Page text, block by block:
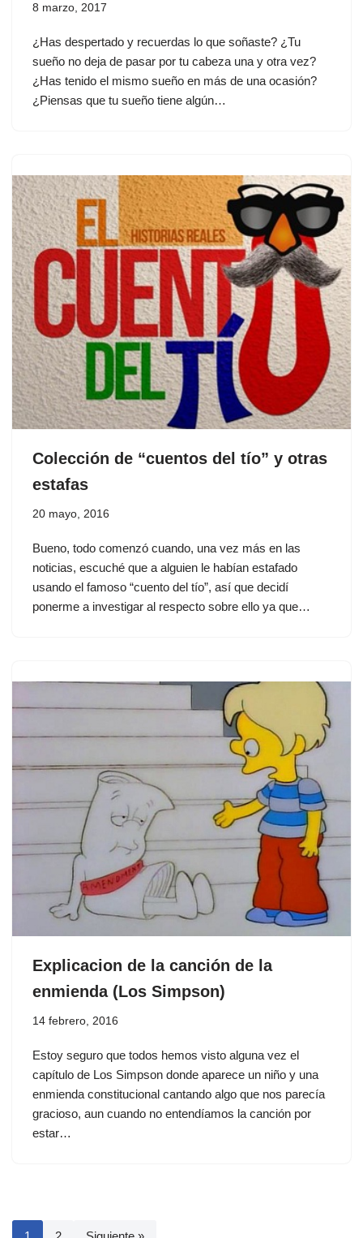
8 marzo, 2017
¿Has despertado y recuerdas lo que soñaste? ¿Tu
sueño no deja de pasar por tu cabeza una y otra vez?
¿Has tenido el mismo sueño en más de una ocasión?
¿Piensas que tu sueño tiene algún…
Colección de “cuentos del tío” y otras
estafas
20 mayo, 2016
Bueno, todo comenzó cuando, una vez más en las
noticias, escuché que a alguien le habían estafado
usando el famoso “cuento del tío”, así que decidí
ponerme a investigar al respecto sobre ello ya que…
Explicacion de la canción de la
enmienda (Los Simpson)
14 febrero, 2016
Estoy seguro que todos hemos visto alguna vez el
capítulo de Los Simpson donde aparece un niño y una
enmienda constitucional cantando algo que nos parecía
gracioso, aun cuando no entendíamos la canción por
estar…